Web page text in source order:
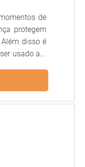
de
protegem
disso é
usado até
para
consulta
os modelos